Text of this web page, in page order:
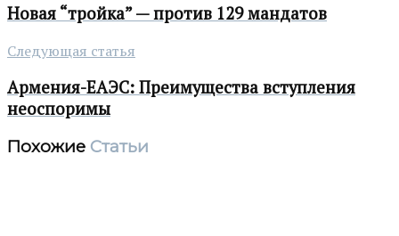
Новая “тройка” — против 129 мандатов
Следующая статья
Армения-ЕАЭС: Преимущества вступления
неоспоримы
Похожие Статьи